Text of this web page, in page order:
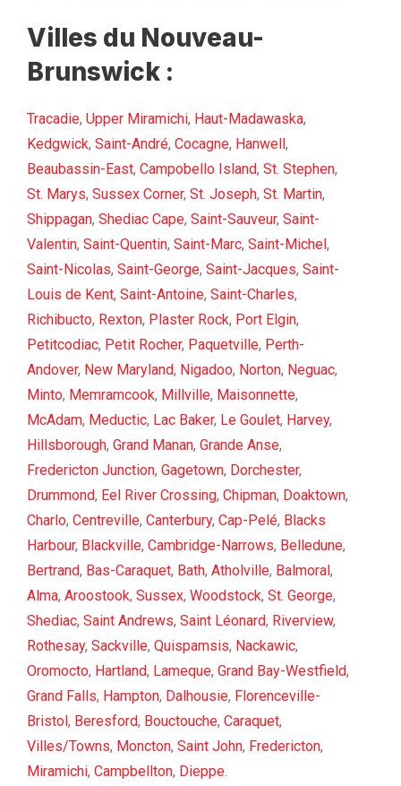
Villes du Nouveau-
Brunswick :
Tracadie, Upper Miramichi, Haut-Madawaska,
Kedgwick, Saint-André, Cocagne, Hanwell ,
Beaubassin-East, Campobello Island, St. Stephen,
St. Marys, Sussex Corner, St. Joseph, St. Martin,
Shippagan, Shediac Cape, Saint-Sauveur, Saint-
Valentin, Saint-Quentin, Saint-Marc, Saint-Michel ,
Saint-Nicolas, Saint-George, Saint-Jacques, Saint-
Louis de Kent, Saint-Antoine, Saint-Charles,
Richibucto, Rexton, Plaster Rock, Port Elgin,
Petitcodiac, Petit Rocher, Paquetville, Perth-
Andover, New Maryland, Nigadoo, Norton, Neguac,
Minto, Memramcook, Millville, Maisonnette,
McAdam, Meductic, Lac Baker, Le Goulet, Harvey,
Hillsborough, Grand Manan, Grande Anse,
Fredericton Junction, Gagetown, Dorchester,
Drummond, Eel River Crossing, Chipman, Doaktown,
Charlo, Centreville, Canterbury, Cap-Pelé, Blacks
Harbour, Blackville, Cambridge-Narrows, Belledune,
Bertrand, Bas-Caraquet, Bath, Atholville, Balmoral ,
Alma, Aroostook, Sussex, Woodstock, St. George,
Shediac, Saint Andrews, Saint Léonard, Riverview,
Rothesay, Sackville, Quispamsis, Nackawic,
Oromocto, Hartland, Lameque, Grand Bay-Westfield,
Grand Falls, Hampton, Dalhousie, Florenceville-
Bristol , Beresford, Bouctouche, Caraquet,
Villes/Towns, Moncton, Saint John, Fredericton,
Miramichi, Campbellton, Dieppe.